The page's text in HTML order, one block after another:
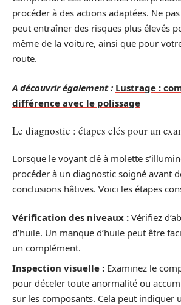
procéder à des actions adaptées. Ne
peut entraîner des risques plus élevés
même de la voiture, ainsi que pour
route.
A découvrir également : Lustrage :
différence avec le polissage
Le diagnostic : étapes clés pour un
Lorsque le voyant clé à molette
procéder à un diagnostic soigné avant
conclusions hâtives. Voici les étapes
Vérification des niveaux : Vérifiez
d’huile. Un manque d’huile peut être
un complément.
Inspection visuelle : Examinez le
pour déceler toute anormalité ou
sur les composants. Cela peut indiquer